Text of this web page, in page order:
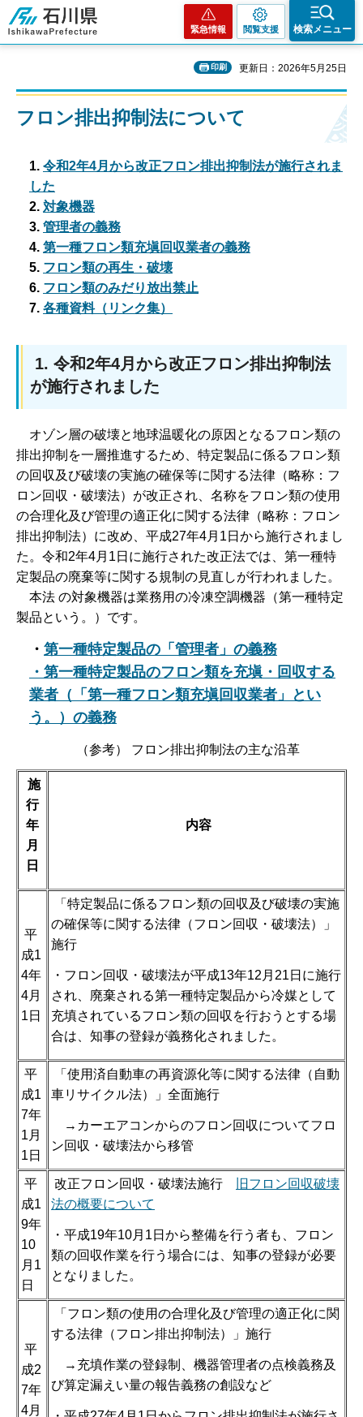
石川県
緊急情報 閲覧支援 検索メニュー
印刷 更新日：2026年5月25日
フロン排出抑制法について
1. 令和2年4月から改正フロン排出抑制法が施行されま
した
2. 対象機器
3. 管理者の義務
4. 第一種フロン類充塡回収業者の義務
5. フロン類の再生・破壊
6. フロン類のみだり放出禁止
7. 各種資料（リンク集）
1. 令和2年4月から改正フロン排出抑制法
が施行されました
オゾン層の破壊と地球温暖化の原因となるフロン類の
排出抑制を一層推進するため、特定製品に係るフロン類
の回収及び破壊の実施の確保等に関する法律（略称：フ
ロン回収・破壊法）が改正され、名称をフロン類の使用
の合理化及び管理の適正化に関する法律（略称：フロン
排出抑制法）に改め、平成27年4月1日から施行されまし
た。令和2年4月1日に施行された改正法では、第一種特
定製品の廃棄等に関する規制の見直しが行われました。
本法 の対象機器は業務用の冷凍空調機器（第一種特定
製品という。）です。
・ 第一種特定製品の「管理者」の義務
・第一種特定製品のフロン類を充塡・回収する
業者（「第一種フロン類充塡回収業者」とい
う。）の義務
（参考） フロン排出抑制法の主な沿革
施
行
年
月
日
内容
平
成1
4年
4月
1日
「特定製品に係るフロン類の回収及び破壊の実施
の確保等に関する法律（フロン回収・破壊法）」
施行
・フロン回収・破壊法が平成13年12月21日に施行
され、廃棄される第一種特定製品から冷媒として
充填されているフロン類の回収を行おうとする場
合は、知事の登録が義務化されました。
平
成1
7年
1月
1日
「使用済自動車の再資源化等に関する法律（自動
車リサイクル法）」全面施行
→カーエアコンからのフロン回収についてフロ
ン回収・破壊法から移管
平
成1
9年
10
月1
日
改正フロン回収・破壊法施行
旧フロン回収破壊
法の概要について
・平成19年10月1日から整備を行う者も、フロン
類の回収作業を行う場合には、知事の登録が必要
となりました。
平
成2
7年
4月
「フロン類の使用の合理化及び管理の適正化に関
する法律（フロン排出抑制法）」施行
→充填作業の登録制、機器管理者の点検義務及
び算定漏えい量の報告義務の創設など